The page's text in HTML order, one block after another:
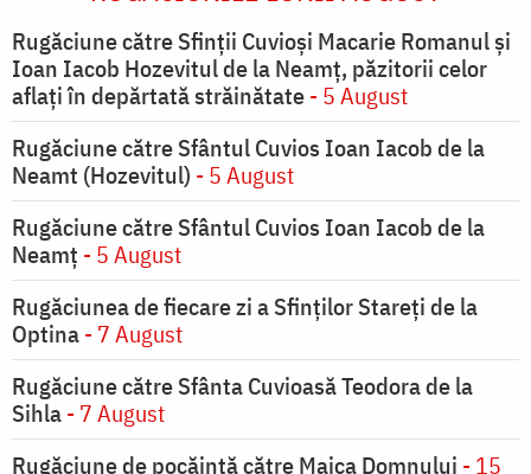
Rugăciune către Sfinții Cuvioși Macarie Romanul și
Ioan Iacob Hozevitul de la Neamț, păzitorii celor
aflați în depărtată străinătate- 5 August
Rugăciune către Sfântul Cuvios Ioan Iacob de la
Neamt (Hozevitul) - 5 August
Rugăciune către Sfântul Cuvios Ioan Iacob de la
Neamț - 5 August
Rugăciunea de fiecare zi a Sfinților Stareți de la
Optina- 7 August
Rugăciune către Sfânta Cuvioasă Teodora de la
Sihla- 7 August
Rugăciune de pocăinţă către Maica Domnului - 15